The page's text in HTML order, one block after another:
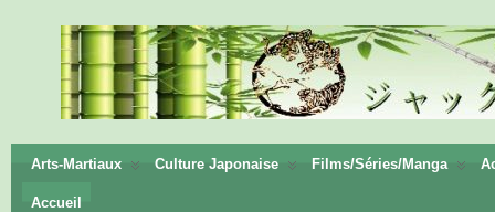
神龍
Shin-
Ryū
Arts-Martiaux Culture Japonaise Films/Séries/Manga
Accueil